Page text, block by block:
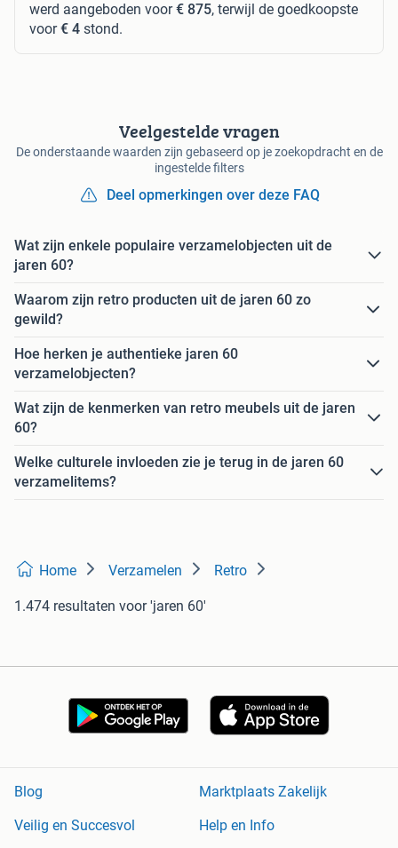
werd aangeboden voor€ 875, terwijl de goedkoopste
voor€ 4 stond.
Veelgestelde vragen
De onderstaande waarden zijn gebaseerd op je zoekopdracht en de
ingestelde filters
Deel opmerkingen over deze FAQ
Wat zijn enkele populaire verzamelobjecten uit de
jaren 60?
Waarom zijn retro producten uit de jaren 60 zo
gewild?
Hoe herken je authentieke jaren 60
verzamelobjecten?
Wat zijn de kenmerken van retro meubels uit de jaren
60?
Welke culturele invloeden zie je terug in de jaren 60
verzamelitems?
Home Verzamelen Retro
1.474 resultaten voor 'jaren 60'
Blog
Marktplaats Zakelijk
Veilig en Succesvol
Help en Info